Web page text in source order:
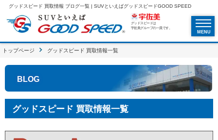
グッドスピード 買取情報 ブログ一覧 | SUVといえばグッドスピードGOOD SPEED
グッドスピードは
宇佐美グループの一員です。
MENU
トップページ グッドスピード 買取情報一覧
BLOG
グッドスピード 買取情報一覧